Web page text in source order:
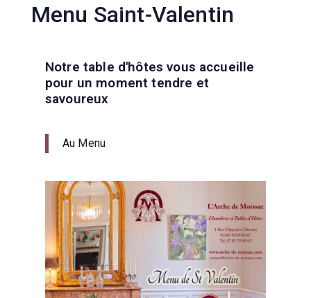
Menu Saint-Valentin
Notre table d'hôtes vous accueille
pour un moment tendre et
savoureux
Au Menu